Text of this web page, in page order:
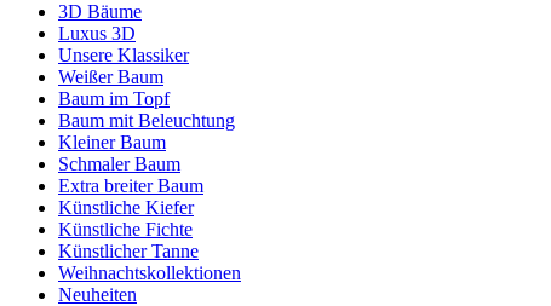
3D Bäume
Luxus 3D
Unsere Klassiker
Weißer Baum
Baum im Topf
Baum mit Beleuchtung
Kleiner Baum
Schmaler Baum
Extra breiter Baum
Künstliche Kiefer
Künstliche Fichte
Künstlicher Tanne
Weihnachtskollektionen
Neuheiten